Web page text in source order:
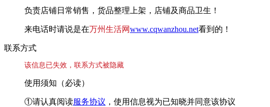
负责店铺日常销售，货品整理上架，店铺及商品卫生！
来电话时请说是在万州生活网www.cqwanzhou.net看到的！
联系方式
该信息已失效，联系方式被隐藏
使用须知（必读）
①请认真阅读服务协议 ，使用信息视为已知晓并同意该协议